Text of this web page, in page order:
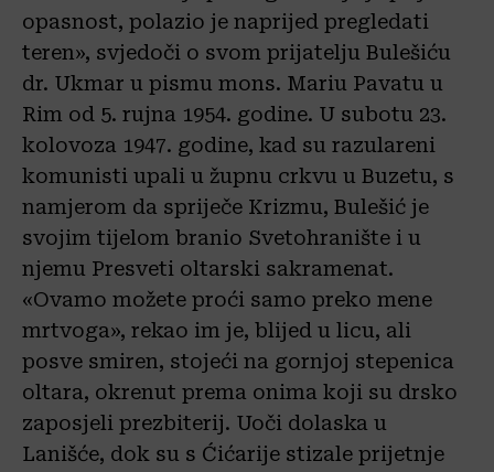
opasnost, polazio je naprijed pregledati
teren», svjedoči o svom prijatelju Bulešiću
dr. Ukmar u pismu mons. Mariu Pavatu u
Rim od 5. rujna 1954. godine. U subotu 23.
kolovoza 1947. godine, kad su razulareni
komunisti upali u župnu crkvu u Buzetu, s
namjerom da spriječe Krizmu, Bulešić je
svojim tijelom branio Svetohranište i u
njemu Presveti oltarski sakramenat.
«Ovamo možete proći samo preko mene
mrtvoga», rekao im je, blijed u licu, ali
posve smiren, stojeći na gornjoj stepenica
oltara, okrenut prema onima koji su drsko
zaposjeli prezbiterij. Uoči dolaska u
Lanišće, dok su s Ćićarije stizale prijetnje